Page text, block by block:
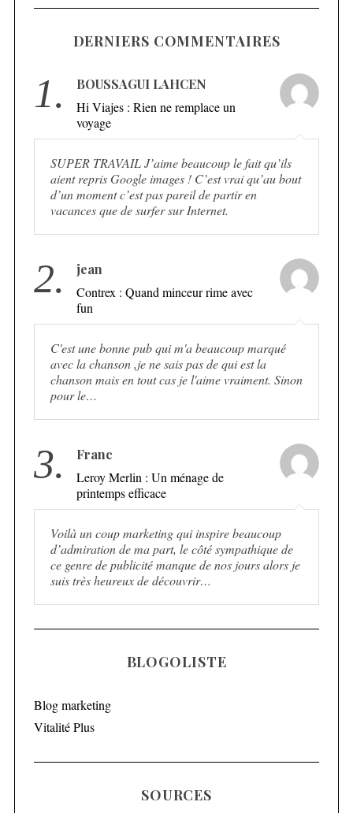
DERNIERS COMMENTAIRES
1.
BOUSSAGUI LAHCEN
Hi Viajes : Rien ne remplace un
voyage
SUPER TRAVAIL J’aime beaucoup le fait qu’ils
aient repris Google images ! C’est vrai qu’au bout
d’un moment c’est pas pareil de partir en
vacances que de surfer sur Internet.
2.
jean
Contrex : Quand minceur rime avec
fun
C'est une bonne pub qui m'a beaucoup marqué
avec la chanson ,je ne sais pas de qui est la
chanson mais en tout cas je l'aime vraiment. Sinon
pour le…
3.
Franc
Leroy Merlin : Un ménage de
printemps efficace
Voilà un coup marketing qui inspire beaucoup
d’admiration de ma part, le côté sympathique de
ce genre de publicité manque de nos jours alors je
suis très heureux de découvrir…
BLOGOLISTE
Blog marketing
Vitalité Plus
SOURCES